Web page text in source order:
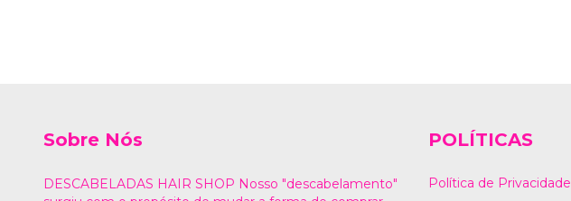
Sobre Nós
DESCABELADAS HAIR SHOP Nosso "descabelamento"
POLÍTICAS
Política de Privacidade